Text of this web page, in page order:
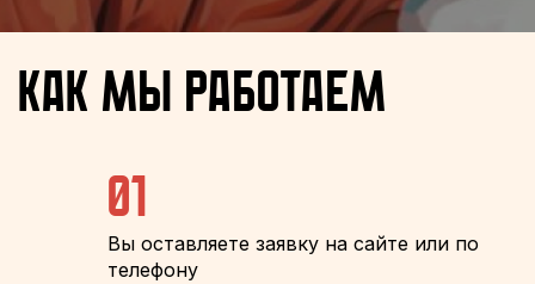
Как мы работаем
01
Вы оставляете заявку на сайте или по
телефону